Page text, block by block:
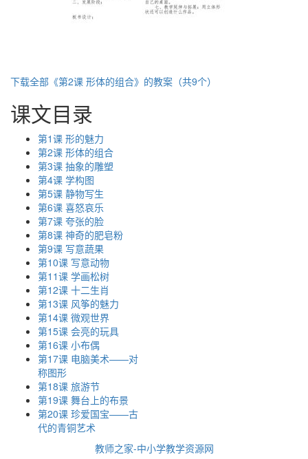
下载全部《第2课 形体的组合》的教案（共9个）
课文目录
第1课 形的魅力
第2课 形体的组合
第3课 抽象的雕塑
第4课 学构图
第5课 静物写生
第6课 喜怒哀乐
第7课 夸张的脸
第8课 神奇的肥皂粉
第9课 写意蔬果
第10课 写意动物
第11课 学画松树
第12课 十二生肖
第13课 风筝的魅力
第14课 微观世界
第15课 会亮的玩具
第16课 小布偶
第17课 电脑美术——对
称图形
第18课 旅游节
第19课 舞台上的布景
第20课 珍爱国宝——古
代的青铜艺术
教师之家-中小学教学资源网